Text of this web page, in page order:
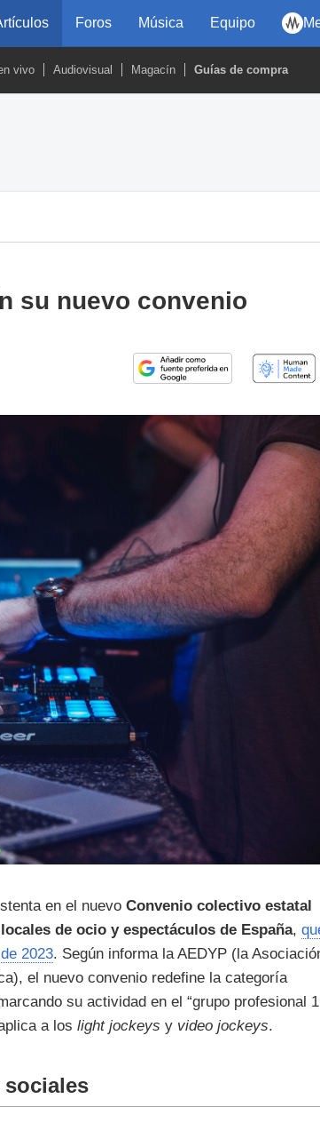
Foros Música Equipo
vivo Audiovisual Magacín Guías de compra
su nuevo convenio
en el nuevo Convenio colectivo estatal
de ocio y espectáculos de España,
2023. Según informa la AEDYP (la
el nuevo convenio redefine la categoría
su actividad en el “grupo profesional 1
a los light jockeys y video jockeys.
sociales